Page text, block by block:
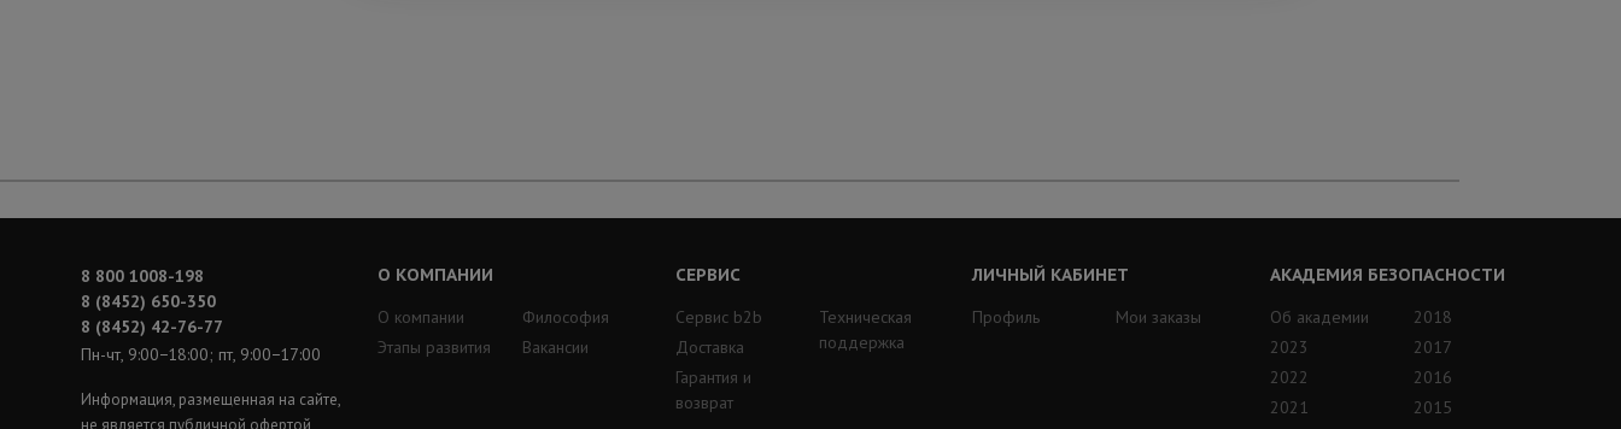
8 800 1008-198
8 (8452) 650-350
8 (8452) 42-76-77
Пн-чт, 9:00−18:00; пт, 9:00−17:00
Информация, размещенная на сайте,
не является публичной офертой
О КОМПАНИИ
О компании
Этапы развития
Философия
Вакансии
СЕРВИС
Сервис b2b
Доставка
Гарантия и
возврат
Техническая
поддержка
ЛИЧНЫЙ КАБИНЕТ
Профиль
Мои заказы
АКАДЕМИЯ БЕЗОПАСНОСТИ
Об академии
2023
2022
2021
2018
2017
2016
2015